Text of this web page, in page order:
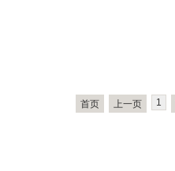
首页 上一页 1